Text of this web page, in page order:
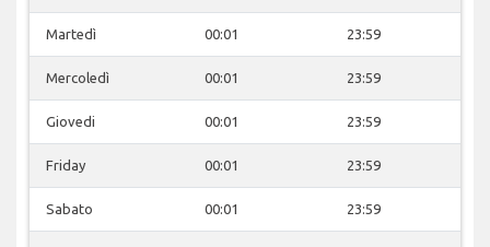
Martedì 00:01 23:59
Mercoledì 00:01 23:59
Giovedi 00:01 23:59
Friday 00:01 23:59
Sabato 00:01 23:59